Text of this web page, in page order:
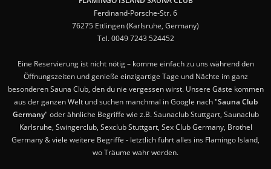
Ferdinand-Porsche-Str. 6
76275 Ettlingen (Karlsruhe, Germany)
Tel. 0049 7243 524452
Eine Reservierung ist nicht nötig – komme einfach zu uns während den
Öffnungszeiten und genieße einzigartige Tage und Nächte im ganz
besonderen Sauna Club, den du nie vergessen wirst. Unsere Gäste kommen
aus der ganzen Welt und suchen manchmal in Google nach "Sauna Club
Germany" oder ähnliche Begriffe wie z.B. Saunaclub Stuttgart, Saunaclub
Karlsruhe, Swingerclub, Sexclub Stuttgart, Sex Club Germany, Brothel
Germany & viele weitere Begriffe - letztlich führt alles ins Flamingo Island,
wo Träume wahr werden.